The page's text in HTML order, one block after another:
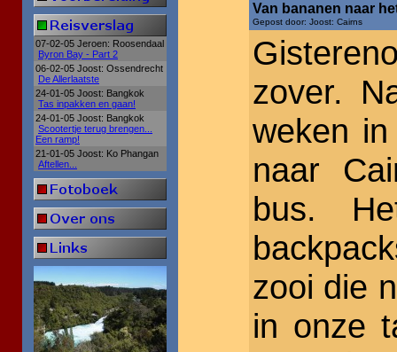
07-02-05 Jeroen: Roosendaal
Byron Bay - Part 2
06-02-05 Joost: Ossendrecht
De Allerlaatste
24-01-05 Joost: Bangkok
Tas inpakken en gaan!
24-01-05 Joost: Bangkok
Scootertje terug brengen...
Een ramp!
21-01-05 Joost: Ko Phangan
Aftellen...
Van bananen naar
Gepost door: Joost: Cairns
zover.
weken
naar
bus.
zooi die
in onze